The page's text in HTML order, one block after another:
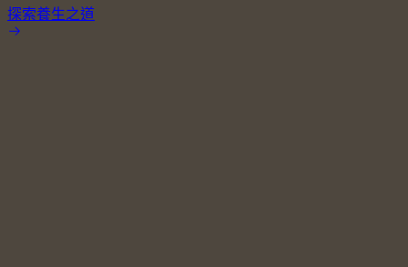
探索養生之道